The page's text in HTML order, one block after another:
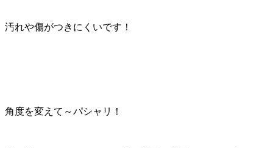
汚れや傷がつきにくいです！
角度を変えて～パシャリ！